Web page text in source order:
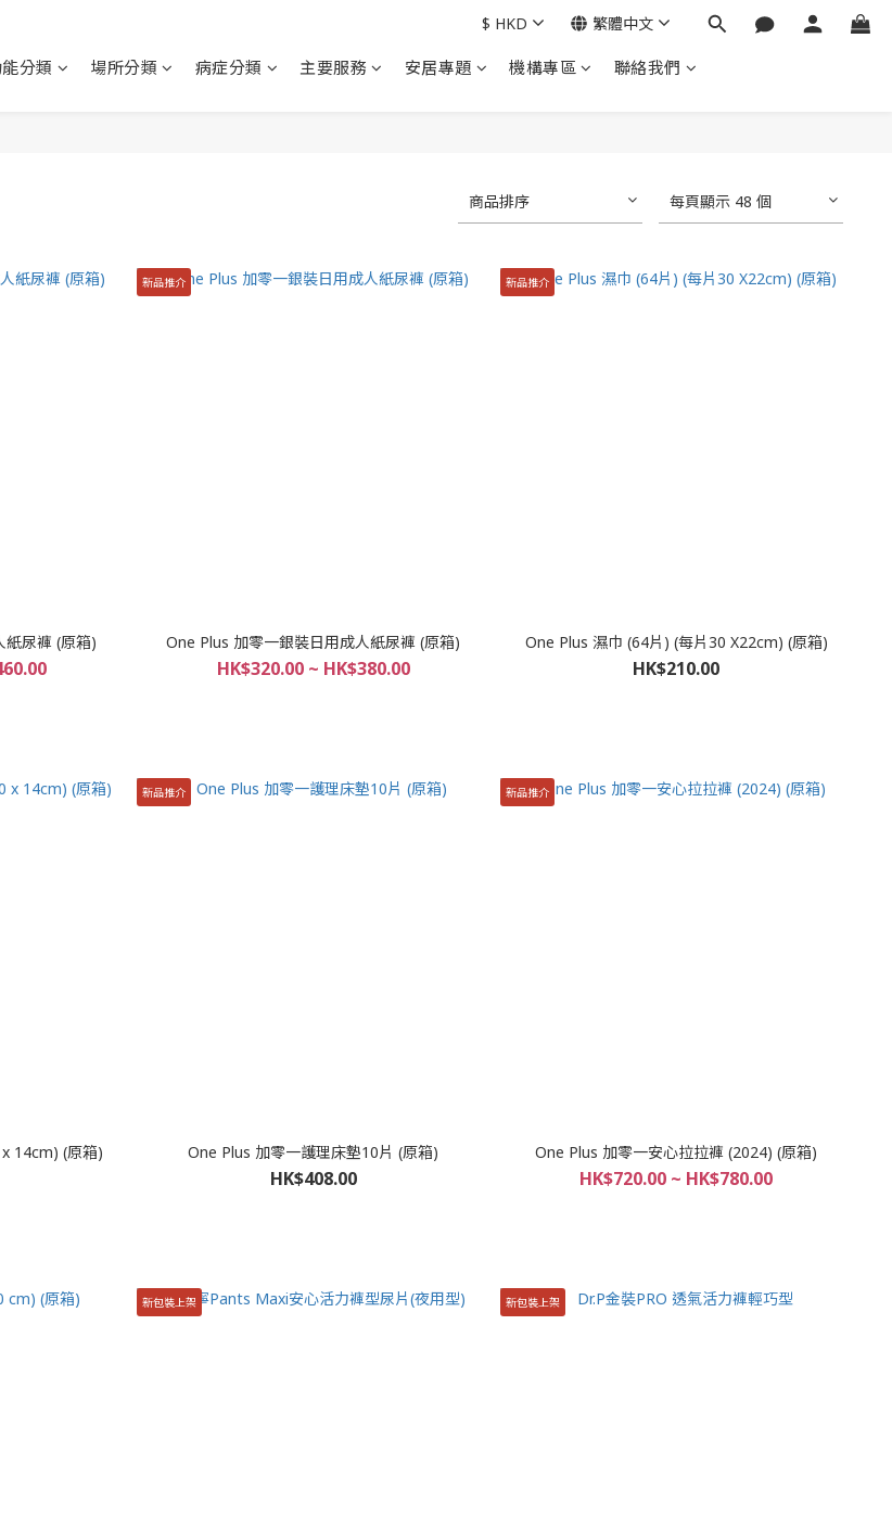
分類 場所分類 病症分類 主要服務 安居專題 機構專區 聯絡我們
$ HKD 繁體中文
商品排序 每頁顯示 48 個
紙尿褲 (原箱)
新品推介
One Plus 加零一銀裝日用成人紙尿褲 (原箱)
HK$320.00 ~ HK$380.00
新品推介
One Plus 濕巾 (64片) (每片30 X22cm) (原箱)
HK$210.00
14cm) (原箱)
新品推介
One Plus 加零一護理床墊10片 (原箱)
HK$408.00
新品推介
One Plus 加零一安心拉拉褲 (2024) (原箱)
HK$720.00 ~ HK$780.00
新包裝上架 新包裝上架